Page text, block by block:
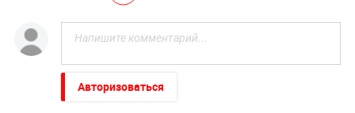
Авторизоваться